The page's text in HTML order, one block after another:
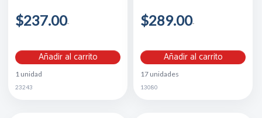
$237.00
Añadir al carrito
1 unidad
23243
$289.00
Añadir al carrito
17 unidades
13080